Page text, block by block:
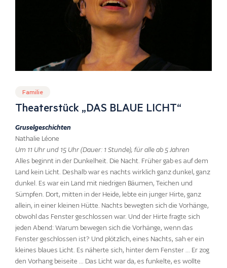
Familie
Theaterstück „DAS BLAUE LICHT“
Gruselgeschichten
Nathalie Léone
Um 11 Uhr und 15 Uhr (Dauer: 1 Stunde), für alle ab 5 Jahren
Alles beginnt in der Dunkelheit. Die Nacht. Früher gab es auf dem
Land kein Licht. Deshalb war es nachts wirklich ganz dunkel, ganz
dunkel. Es war ein Land mit niedrigen Bäumen, Teichen und
Sümpfen. Dort, mitten in der Heide, lebte ein junger Hirte, ganz
allein, in einer kleinen Hütte. Nachts bewegten sich die Vorhänge,
obwohl das Fenster geschlossen war. Und der Hirte fragte sich
jeden Abend: Warum bewegen sich die Vorhänge, wenn das
Fenster geschlossen ist? Und plötzlich, eines Nachts, sah er ein
kleines blaues Licht. Es näherte sich, hinter dem Fenster … Er zog
den Vorhang beiseite … Das Licht war da, es funkelte, es wollte